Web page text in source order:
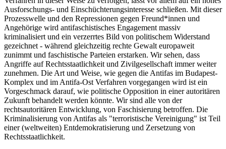
Ausforschungs- und Einschüchterungsinteresse schließen. Mit dieser
Prozesswelle und den Repressionen gegen Freund*innen und
Angehörige wird antifaschistisches Engagement massiv
kriminalisiert und ein verzerrtes Bild von politischem Widerstand
gezeichnet - während gleichzeitig rechte Gewalt europaweit
zunimmt und faschistische Parteien erstarken. Wir sehen, dass
Angriffe auf Rechtsstaatlichkeit und Zivilgesellschaft immer weiter
zunehmen. Die Art und Weise, wie gegen die Antifas im Budapest-
Komplex und im Antifa-Ost Verfahren vorgegangen wird ist ein
Vorgeschmack darauf, wie politische Opposition in einer autoritären
Zukunft behandelt werden könnte. Wir sind alle von der
rechtsautoritären Entwicklung, von Faschisierung betroffen. Die
Kriminalisierung von Antifas als "terroristische Vereinigung" ist Teil
einer (weltweiten) Entdemokratisierung und Zersetzung von
Rechtsstaatlichkeit.